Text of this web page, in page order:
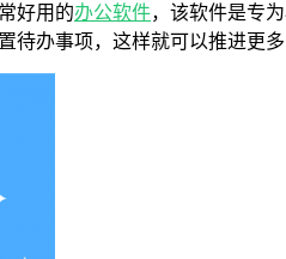
好用的办公软件，该软件是专
待办事项，这样就可以推进更